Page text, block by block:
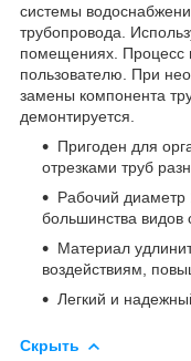
системы
трубопровода.
помещениях. Процесс
пользователю. При
замены компонента
демонтируется.
Пригоден для
отрезками труб
Рабочий
большинства видов
Материал
воздействиям,
Легкий и
Скрыть